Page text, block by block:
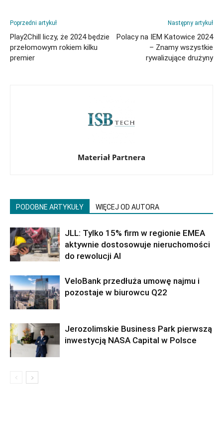
Poprzedni artykuł
Play2Chill liczy, że 2024 będzie
przełomowym rokiem kilku
premier
Następny artykuł
Polacy na IEM Katowice 2024
– Znamy wszystkie
rywalizujące drużyny
Materiał Partnera
PODOBNE ARTYKUŁY WIĘCEJ OD AUTORA
JLL: Tylko 15% firm w regionie EMEA
aktywnie dostosowuje nieruchomości
do rewolucji AI
VeloBank przedłuża umowę najmu i
pozostaje w biurowcu Q22
Jerozolimskie Business Park pierwszą
inwestycją NASA Capital w Polsce